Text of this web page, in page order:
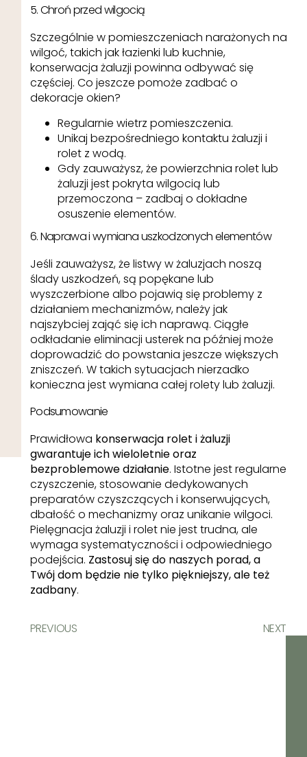
5. Chroń przed wilgocią
Szczególnie w pomieszczeniach narażonych na
wilgoć, takich jak łazienki lub kuchnie,
konserwacja żaluzji powinna odbywać się
częściej. Co jeszcze pomoże zadbać o
dekoracje okien?
Regularnie wietrz pomieszczenia.
Unikaj bezpośredniego kontaktu żaluzji i
rolet z wodą.
Gdy zauważysz, że powierzchnia rolet lub
żaluzji jest pokryta wilgocią lub
przemoczona – zadbaj o dokładne
osuszenie elementów.
6. Naprawa i wymiana uszkodzonych elementów
Jeśli zauważysz, że listwy w żaluzjach noszą
ślady uszkodzeń, są popękane lub
wyszczerbione albo pojawią się problemy z
działaniem mechanizmów, należy jak
najszybciej zająć się ich naprawą. Ciągłe
odkładanie eliminacji usterek na później może
doprowadzić do powstania jeszcze większych
zniszczeń. W takich sytuacjach nierzadko
konieczna jest wymiana całej rolety lub żaluzji.
Podsumowanie
Prawidłowa konserwacja rolet i żaluzji
gwarantuje ich wieloletnie oraz
bezproblemowe działanie. Istotne jest regularne
czyszczenie, stosowanie dedykowanych
preparatów czyszczących i konserwujących,
dbałość o mechanizmy oraz unikanie wilgoci.
Pielęgnacja żaluzji i rolet nie jest trudna, ale
wymaga systematyczności i odpowiedniego
podejścia. Zastosuj się do naszych porad, a
Twój dom będzie nie tylko piękniejszy, ale też
zadbany.
PREVIOUS NEXT